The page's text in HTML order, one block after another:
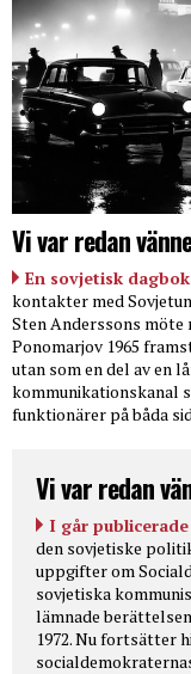
Vi var redan
En sovjetisk dagbok
kontakter med
Sten Anderssons
Ponomarjov 1965
utan som en del av en
kommunikationskanal
funktionärer på båda
Vi var redan
I går
den sovjetiske
uppgifter om
sovjetiska
lämnade
1972. Nu fortsätter